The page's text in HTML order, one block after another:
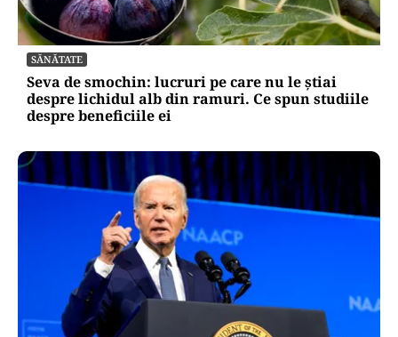
SĂNĂTATE
Seva de smochin: lucruri pe care nu le știai
despre lichidul alb din ramuri. Ce spun studiile
despre beneficiile ei